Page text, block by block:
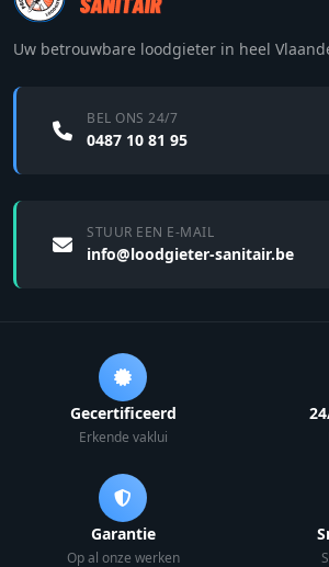
Uw betrouwbare loodgieter in heel
BEL ONS 24/7
0487 10 81 95
STUUR EEN E-MAIL
info@loodgieter-sanitair.be
Gecertificeerd
Erkende vaklui
Garantie
Op al onze werken